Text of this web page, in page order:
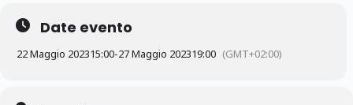
Date evento
22 Maggio 202315:00-27 Maggio 202319:00 (GMT+02:00)